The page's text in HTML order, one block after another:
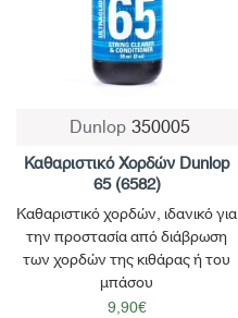
Dunlop350005
Καθαριστικό Χορδών Dunlop
65 (6582)
Καθαριστικό χορδών, ιδανικό για
την προστασία από διάβρωση
των χορδών της κιθάρας ή του
μπάσου
9,90€